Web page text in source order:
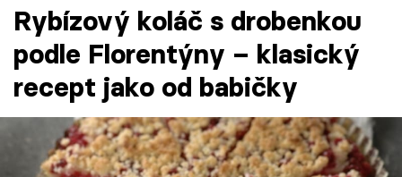
Témata
Recepty
Rybízový koláč s drobenkou
podle Florentýny – klasický
recept jako od babičky